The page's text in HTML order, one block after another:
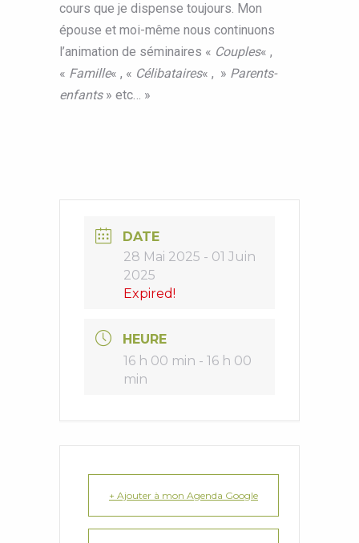
cours que je dispense toujours. Mon
épouse et moi-même nous continuons
l’animation de séminaires « Couples« ,
« Famille« , « Célibataires« , » Parents-
enfants» etc… »
DATE
28 Mai 2025 - 01 Juin
2025
Expired!
HEURE
16 h 00 min - 16 h 00
min
+ Ajouter à mon Agenda Google